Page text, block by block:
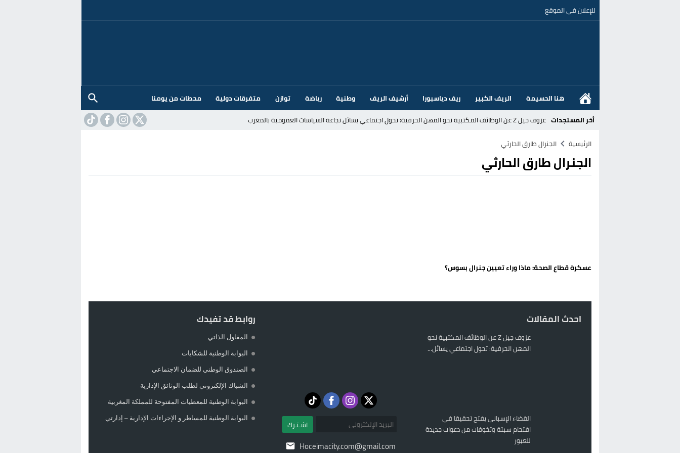
للإعلان في الموقع
هنا الحسيمة الريف الكبير ريف دياسبورا أرشيف الريف وطنية رياضة توازن متفرقات دولية
محطات من يومنا
أخر المستجدات عزوف جيل Z عن الوظائف المكتبية نحو المهن الحرفية: تحول اجتماعي يسائل نجاعة السياسات العمومية بالمغرب
القضاء الإسباني يفتح تحقيقا في اقتحام سبتة وتخوفات من دعوات جديدة للعبور
هل قطع أخنوش عطلته بأمر من الملك أم تحت ضغط إسباني؟ عودة مايوركا تفتح أسئلة ثقيلة
الرئيسية الجنرال طارق الحارثي
الجنرال طارق الحارثي
عسكرة قطاع الصحة: ماذا وراء تعيين جنرال بسوس؟
احدث المقالات
عزوف جيل Z عن الوظائف المكتبية نحو
المهن الحرفية: تحول اجتماعي يسائل...
القضاء الإسباني يفتح تحقيقا في
اقتحام سبتة وتخوفات من دعوات جديدة
للعبور
اشـتـرك
Hoceimacity.com@gmail.com
روابط قد تفيدك
المقاول الذاتي
البوابة الوطنية للشكايات
الصندوق الوطني للضمان الاجتماعي
الشباك الإلكتروني لطلب الوثائق الإدارية
البوابة الوطنية للمعطيات المفتوحة للمملكة المغربية
البوابة الوطنية للمساطر و الإجراءات الإدارية – إدارتي